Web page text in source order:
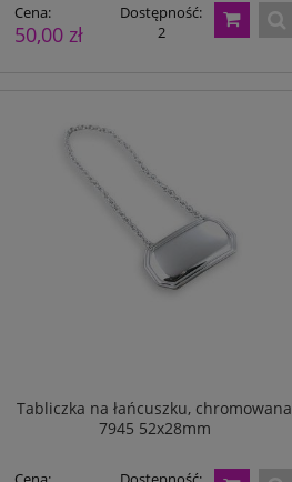
Kalendarz 1- planszowy 315x450mm z
twoim zdjęciem
Cena:
50,00 zł
Dostępność:
2
Tabliczka na łańcuszku, chromowana
7945 52x28mm